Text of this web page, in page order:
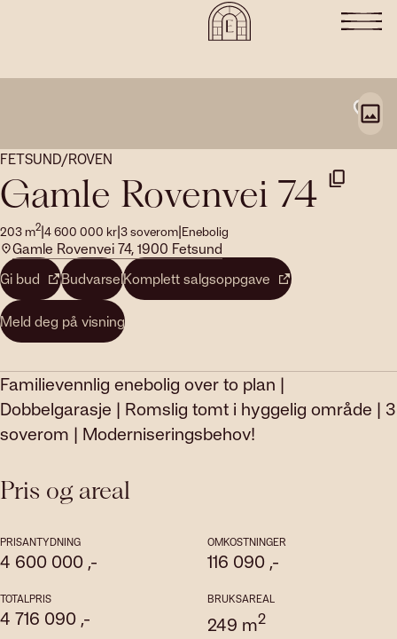
FETSUND/ROVEN
Gamle Rovenvei 74
203 m2|4 600 000 kr|3soverom|Enebolig
Gamle Rovenvei 74, 1900 Fetsund
Gi bud
BudvarselKomplett salgsoppgave
Meld deg på visning
Familievennlig enebolig over to plan |
Dobbelgarasje | Romslig tomt i hyggelig område | 3
soverom | Moderniseringsbehov!
Pris og areal
PRISANTYDNING
4 600 000 ,-
OMKOSTNINGER
116 090 ,-
TOTALPRIS
4 716 090 ,-
BRUKSAREAL
249 m2